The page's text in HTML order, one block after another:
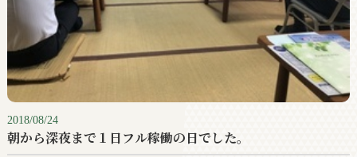
2018/08/24
朝から深夜まで１日フル稼働の日でした。